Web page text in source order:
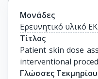
Μονάδες
Ερευνητικό υλικό
Τίτλος
Patient skin dose
interventional
Γλώσσες Τεκμηρίου